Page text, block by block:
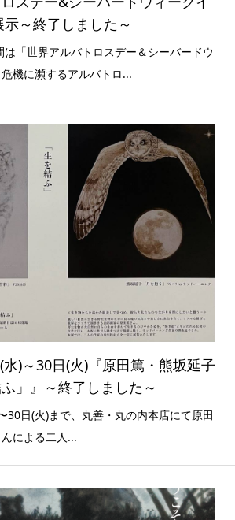
～終了しました～
「世界アルバトロスデー＆シーバードウ
機に瀕するアルバトロ...
)～30日(火)『原田篤・熊坂延子
」』～終了しました～
30日(火)まで、丸善・丸の内本店にて原田
による二人...